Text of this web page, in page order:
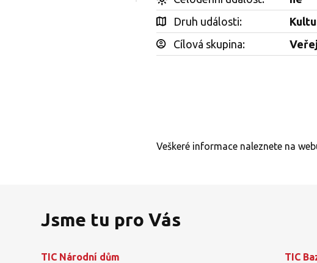
Druh události:
Cílová skupina:
Veškeré informace naleznete na
Jsme tu pro Vás
TIC Národní dům
TIC